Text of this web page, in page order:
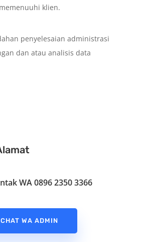
klien.
penyelesaian administrasi
dan atau analisis data
WA 0896 2350 3366
CHAT WA ADMIN